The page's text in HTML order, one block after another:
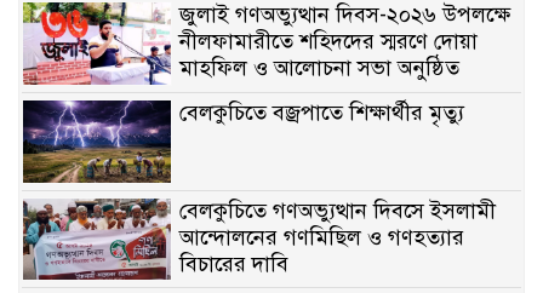
জুলাই গণঅভ্যুত্থান দিবস-২০২৬ উপলক্ষে
নীলফামারীতে শহিদদের স্মরণে দোয়া
মাহফিল ও আলোচনা সভা অনুষ্ঠিত
বেলকুচিতে বজ্রপাতে শিক্ষার্থীর মৃত্যু
বেলকুচিতে গণঅভ্যুত্থান দিবসে ইসলামী
আন্দোলনের গণমিছিল ও গণহত্যার
বিচারের দাবি